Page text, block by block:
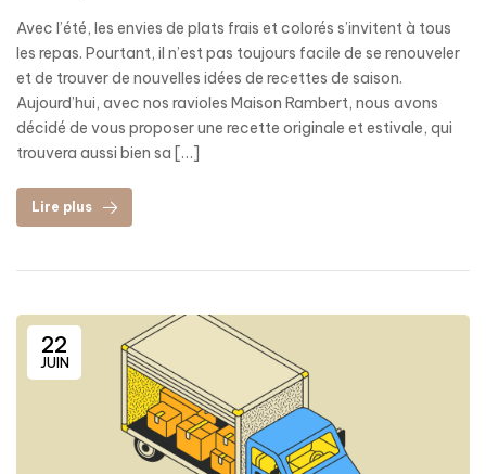
Avec l’été, les envies de plats frais et colorés s’invitent à tous
les repas. Pourtant, il n’est pas toujours facile de se renouveler
et de trouver de nouvelles idées de recettes de saison.
Aujourd’hui, avec nos ravioles Maison Rambert, nous avons
décidé de vous proposer une recette originale et estivale, qui
trouvera aussi bien sa […]
Lire plus
22
JUIN